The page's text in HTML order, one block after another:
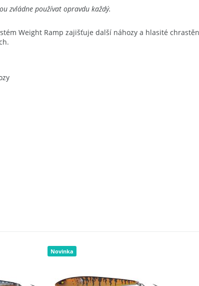
zvládne používat opravdu každý.
Weight Ramp zajišťuje další náhozy a hlasité
Novinka